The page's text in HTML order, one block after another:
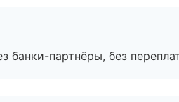
банки-партнёры, без